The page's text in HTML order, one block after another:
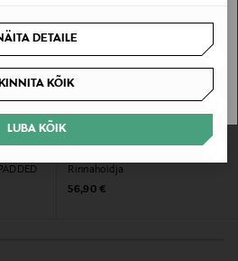
DETAILE
KÕIK
LUBA KÕIK
Rinnahoidja
Original Price
56,90 €
SAAN ARU